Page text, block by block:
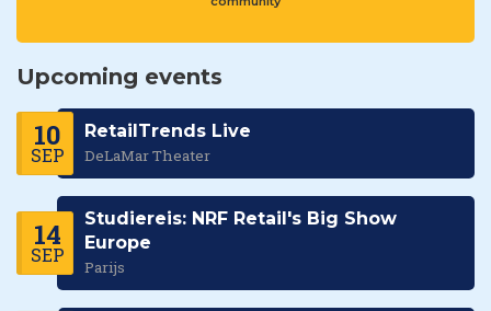
Upcoming events
10
SEP
RetailTrends Live
DeLaMar Theater
14
SEP
Studiereis: NRF Retail's Big Show
Europe
Parijs